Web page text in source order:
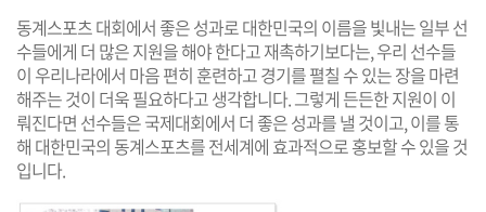
동계스포츠 대회에서 좋은 성과로 대한민국의 이름을 빛내는 일부 선
수들에게 더 많은 지원을 해야 한다고 재촉하기보다는, 우리 선수들
이 우리나라에서 마음 편히 훈련하고 경기를 펼칠 수 있는 장을 마련
해주는 것이 더욱 필요하다고 생각합니다. 그렇게 든든한 지원이 이
뤄진다면 선수들은 국제대회에서 더 좋은 성과를 낼 것이고, 이를 통
해 대한민국의 동계스포츠를 전세계에 효과적으로 홍보할 수 있을 것
입니다.